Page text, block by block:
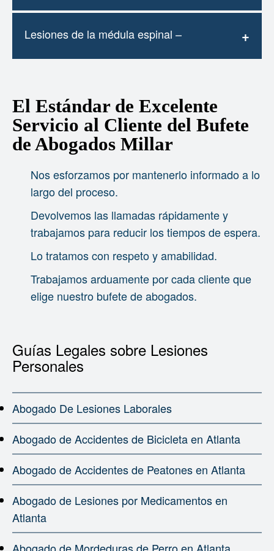
Lesiones de la médula espinal –
El Estándar de Excelente
Servicio al Cliente del Bufete
de Abogados Millar
Nos esforzamos por mantenerlo informado a lo
largo del proceso.
Devolvemos las llamadas rápidamente y
trabajamos para reducir los tiempos de espera.
Lo tratamos con respeto y amabilidad.
Trabajamos arduamente por cada cliente que
elige nuestro bufete de abogados.
Guías Legales sobre Lesiones
Personales
Abogado De Lesiones Laborales
Abogado de Accidentes de Bicicleta en Atlanta
Abogado de Accidentes de Peatones en Atlanta
Abogado de Lesiones por Medicamentos en
Atlanta